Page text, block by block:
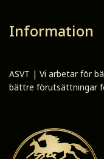
Information
ASVT | Vi arbetar för
bättre förutsättningar